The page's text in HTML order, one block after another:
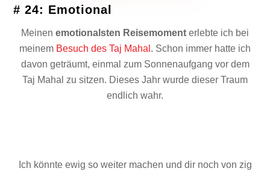
# 24: Emotional
Meinen emotionalsten Reisemoment erlebte ich bei
meinem Besuch des Taj Mahal . Schon immer hatte ich
davon geträumt, einmal zum Sonnenaufgang vor dem
Taj Mahal zu sitzen. Dieses Jahr wurde dieser Traum
endlich wahr.
Ich könnte ewig so weiter machen und dir noch von zig